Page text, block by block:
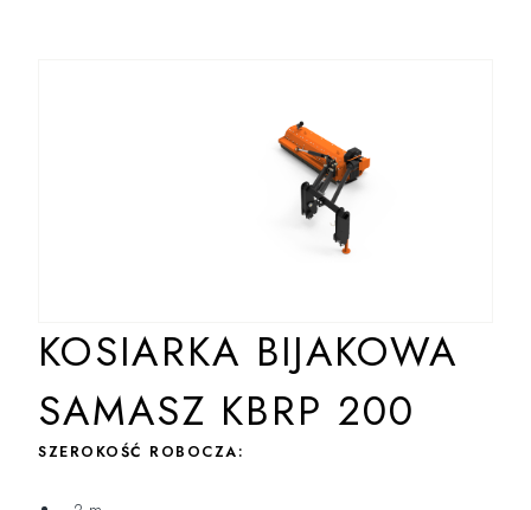
KOSIARKA BIJAKOWA
SAMASZ KBRP 200
SZEROKOŚĆ ROBOCZA: